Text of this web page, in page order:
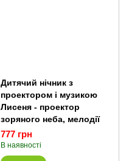
Дитячий нічник з
проектором і музикою
Лисеня - проектор
зоряного неба, мелодії
777 грн
В наявності